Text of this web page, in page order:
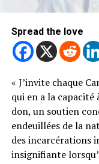
Spread the love
« J’invite chaque
qui en a la
don, un soutien
endeuillées de la
des incarcérations
insignifiante